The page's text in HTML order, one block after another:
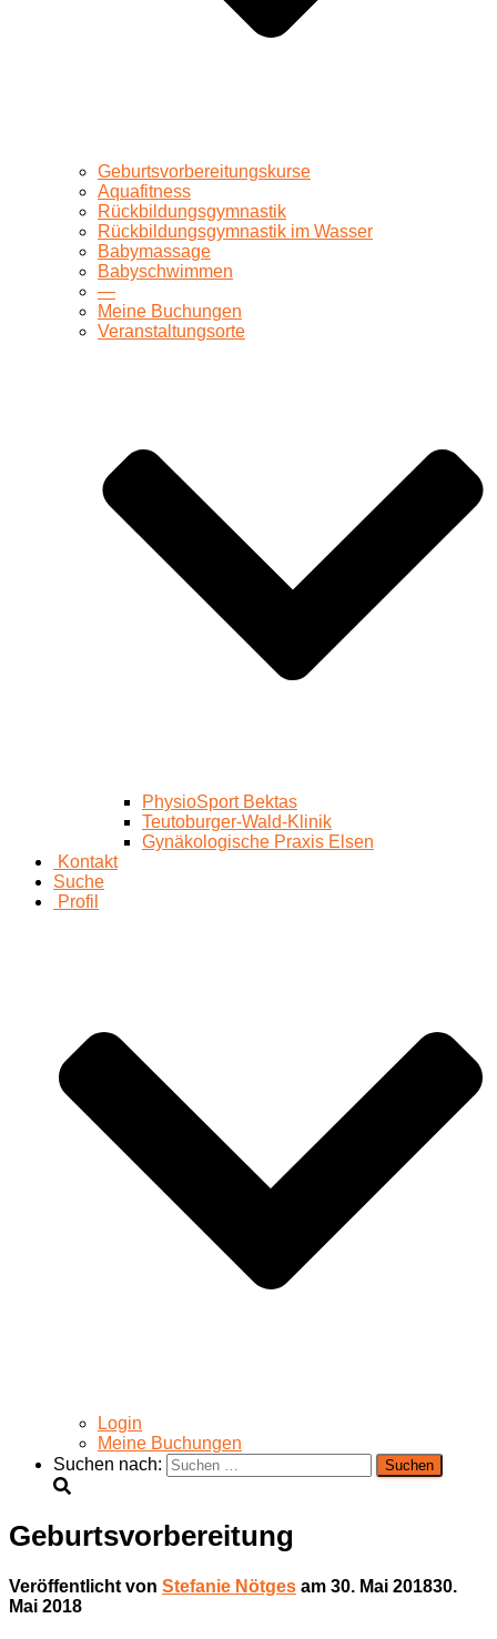
Geburtsvorbereitungskurse
Aquafitness
Rückbildungsgymnastik
Rückbildungsgymnastik im Wasser
Babymassage
Babyschwimmen
—
Meine Buchungen
Veranstaltungsorte
PhysioSport Bektas
Teutoburger-Wald-Klinik
Gynäkologische Praxis Elsen
Kontakt
Suche
Profil
Login
Meine Buchungen
Suchen nach:
Geburts­vorbereitung
Veröffentlicht von Stefanie Nötges am 30. Mai 201830.
Mai 2018